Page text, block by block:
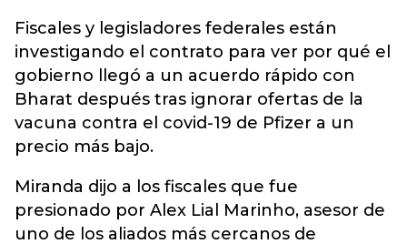
Fiscales y legisladores federales están
investigando el contrato para ver por qué el
gobierno llegó a un acuerdo rápido con
Bharat después tras ignorar ofertas de la
vacuna contra el covid-19 de Pfizer a un
precio más bajo.
Miranda dijo a los fiscales que fue
presionado por Alex Lial Marinho, asesor de
uno de los aliados más cercanos de